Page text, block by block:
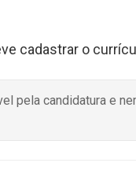
cadastrar o
pela candidatura e